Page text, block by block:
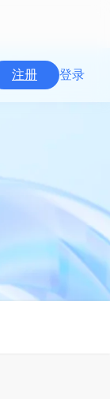
注册 登录